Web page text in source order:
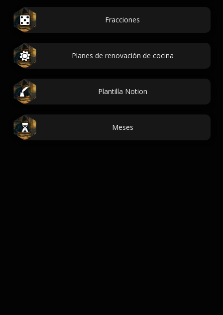
Fracciones
Planes de renovación de cocina
Plantilla Notion
Meses